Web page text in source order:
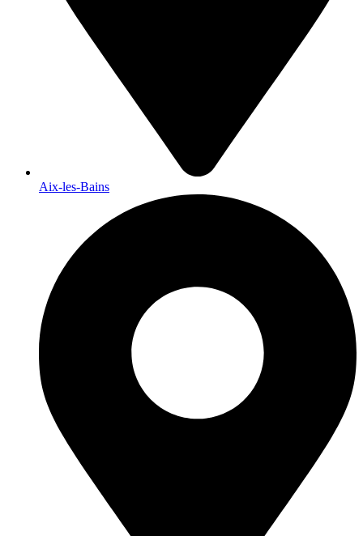
Aix-les-Bains